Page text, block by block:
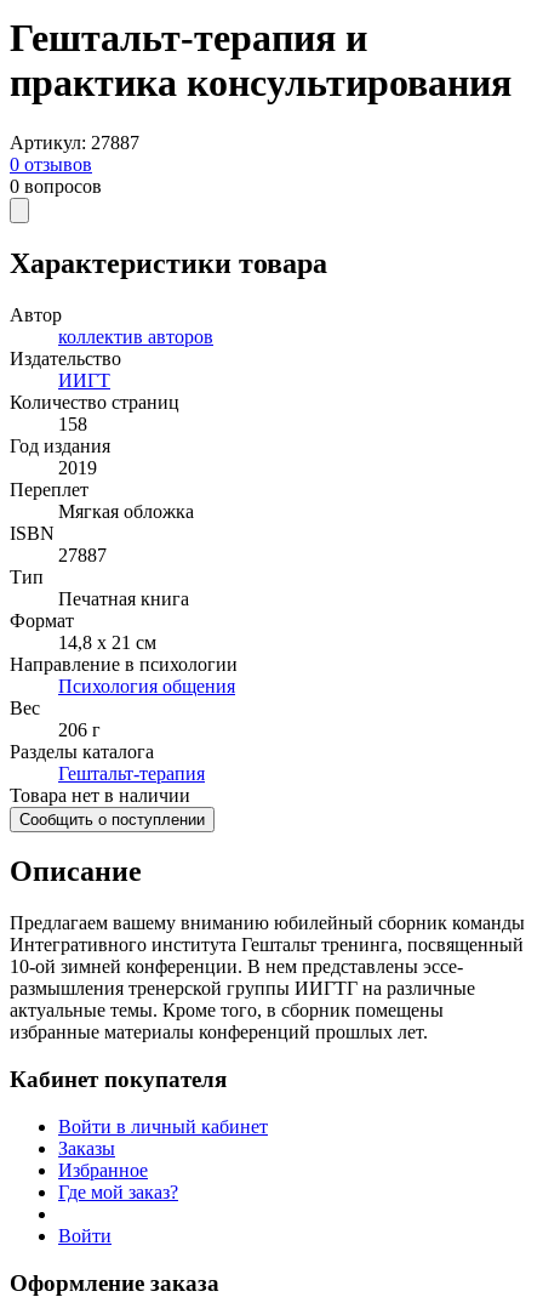
Гештальт-терапия и
практика консультирования
Артикул: 27887
0 отзывов
0 вопросов
Характеристики товара
Автор
коллектив авторов
Издательство
ИИГТ
Количество страниц
158
Год издания
2019
Переплет
Мягкая обложка
ISBN
27887
Тип
Печатная книга
Формат
14,8 x 21 см
Направление в психологии
Психология общения
Вес
206 г
Разделы каталога
Гештальт-терапия
Товара нет в наличии
Сообщить о поступлении
Описание
Предлагаем вашему вниманию юбилейный сборник команды
Интегративного института Гештальт тренинга, посвященный
10-ой зимней конференции. В нем представлены эссе-
размышления тренерской группы ИИГТГ на различные
актуальные темы. Кроме того, в сборник помещены
избранные материалы конференций прошлых лет.
Кабинет покупателя
Войти в личный кабинет
Заказы
Избранное
Где мой заказ?
Войти
Оформление заказа